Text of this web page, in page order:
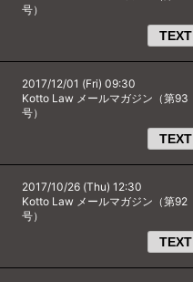
号）
TEXT
2017/12/01 (Fri) 09:30
Kotto Law メールマガジン（第93
号）
TEXT
2017/10/26 (Thu) 12:30
Kotto Law メールマガジン（第92
号）
TEXT